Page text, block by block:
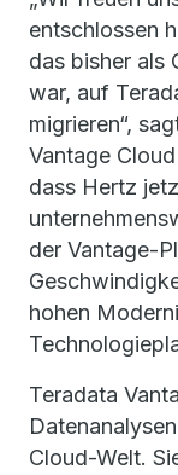
entschlossen
das bisher als
war, auf
migrieren“,
Vantage
dass Hertz
der Vantage-
hohen
Teradata
Cloud-Welt.